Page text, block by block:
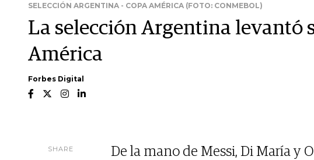
SELECCIÓN ARGENTINA - COPA AMÉRICA (FOTO: CONMEBOL)
La selección Argentina levantó
América
Forbes Digital
SHARE
De la mano de Messi, Di María y